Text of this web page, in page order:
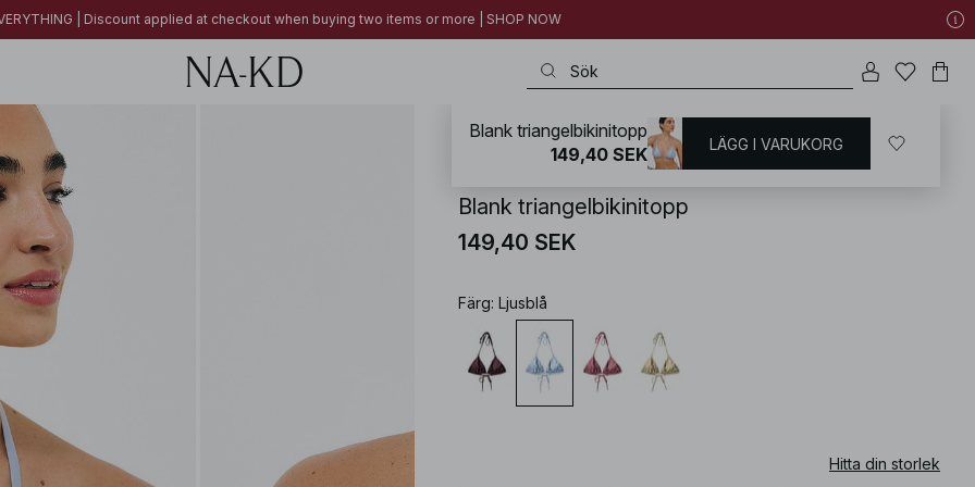
| Discount applied at checkout when buying two items or more | SHOP NOW
Badkläder / Bikini / Bikiniöverdelar / Triangle Bikinis
Blank triangelbikinitopp
149,40 SEK
Färg: Ljusblå
Hitta din storlek
Blank triangelbikinitopp
149,40 SEK
LÄGG I VARUKORG